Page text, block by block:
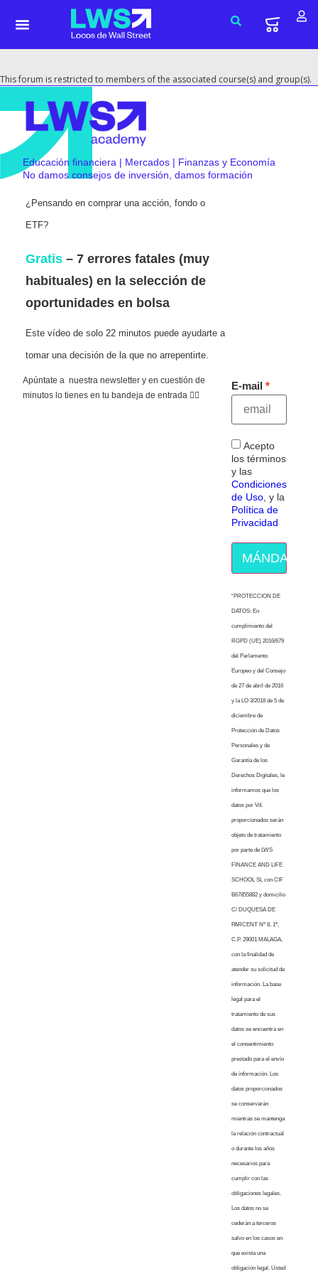
This forum is restricted to members of the associated course(s) and group(s).
Educación financiera | Mercados | Finanzas y Economía
No damos consejos de inversión, damos formación
¿Pensando en comprar una acción, fondo o
ETF?
Gratis – 7 errores fatales (muy
habituales) en la selección de
oportunidades en bolsa
Este vídeo de solo 22 minutos puede ayudarte a
tomar una decisión de la que no arrepentirte.
Apúntate a nuestra newsletter y en cuestión de
minutos lo tienes en tu bandeja de entrada 👇🏻
E-mail
Acepto
los términos
y las
Condiciones
de Uso, y la
Política de
Privacidad
MÁNDAME
“PROTECCION DE
DATOS: En
cumplimiento del
RGPD (UE) 2016/679
del Parlamento
Europeo y del Consejo
de 27 de abril de 2016
y la LO 3/2018 de 5 de
diciembre de
Protección de Datos
Personales y de
Garantía de los
Derechos Digitales, le
informamos que los
datos por Vd.
proporcionados serán
objeto de tratamiento
por parte de LWS
FINANCE AND LIFE
SCHOOL SL con CIF
B67855882 y domicilio
C/ DUQUESA DE
PARCENT Nº 8, 1º,
C.P. 29001 MALAGA,
con la finalidad de
atender su solicitud de
información. La base
legal para el
tratamiento de sus
datos se encuentra en
el consentimiento
prestado para el envío
de información. Los
datos proporcionados
se conservarán
mientras se mantenga
la relación contractual
o durante los años
necesarios para
cumplir con las
obligaciones legales.
Los datos no se
cederán a terceros
salvo en los casos en
que exista una
obligación legal. Usted